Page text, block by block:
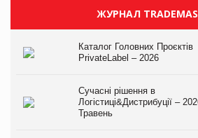
ЖУРНАЛ
Каталог Головних Проєктів
PrivateLabel – 2026
Сучасні рішення в
Логістиці&Дистрибуції –
Травень